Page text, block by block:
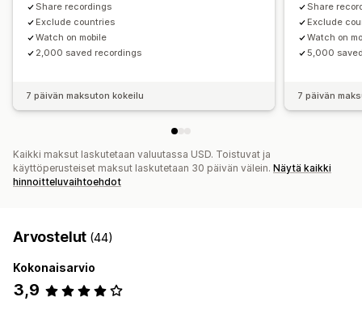
Share recordings
Exclude countries
Watch on mobile
2,000 saved recordings
7 päivän maksuton kokeilu
Share
Exclude
Watch on
5,000
7 päivän
Kaikki maksut laskutetaan valuutassa USD. Toistuvat ja
käyttöperusteiset maksut laskutetaan 30 päivän välein. Näytä kaikki
hinnoitteluvaihtoehdot
Arvostelut (44)
Kokonaisarvio
3,9